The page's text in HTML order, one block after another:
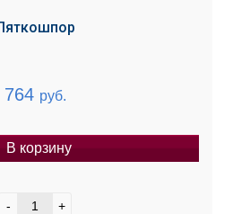
764 руб.
В корзину
- +